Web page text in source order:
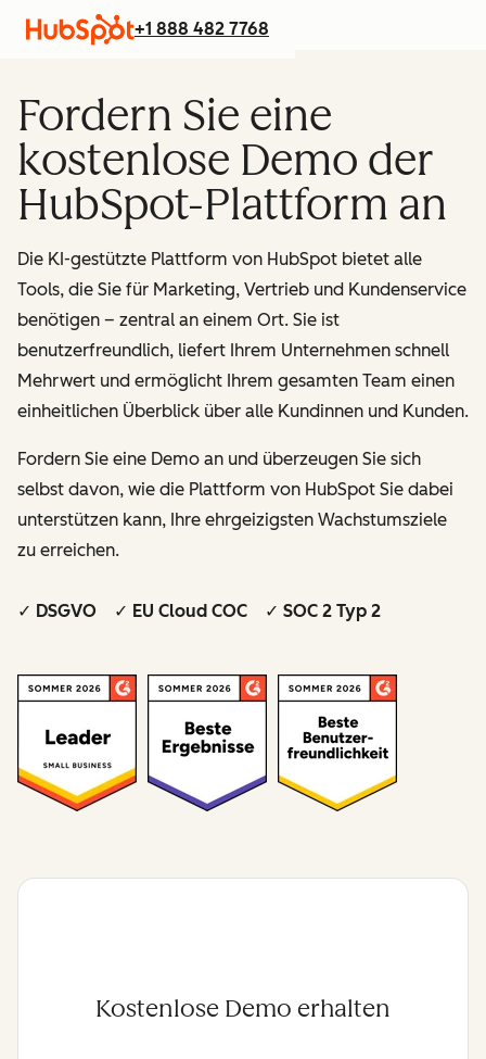
+1 888 482 7768
Fordern Sie eine
kostenlose Demo der
HubSpot-Plattform an
Die KI-gestützte Plattform von HubSpot bietet alle
Tools, die Sie für Marketing, Vertrieb und Kundenservice
benötigen – zentral an einem Ort. Sie ist
benutzerfreundlich, liefert Ihrem Unternehmen schnell
Mehrwert und ermöglicht Ihrem gesamten Team einen
einheitlichen Überblick über alle Kundinnen und Kunden.
Fordern Sie eine Demo an und überzeugen Sie sich
selbst davon, wie die Plattform von HubSpot Sie dabei
unterstützen kann, Ihre ehrgeizigsten Wachstumsziele
zu erreichen.
✓ DSGVO ✓ EU Cloud COC ✓ SOC 2 Typ 2
Kostenlose Demo erhalten